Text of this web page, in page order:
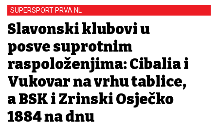
SUPERSPORT PRVA NL
Slavonski klubovi u
posve suprotnim
raspoloženjima: Cibalia i
Vukovar na vrhu tablice,
a BSK i Zrinski Osječko
1884 na dnu